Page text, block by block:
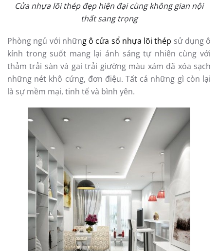
Cửa nhựa lõi thép đẹp hiện đại cùng không gian nội
thất sang trọng
Phòng ngủ với những ô cửa sổ nhựa lõi thép sử dụng ô
kính trong suốt mang lại ánh sáng tự nhiên cùng với
thảm trải sàn và gai trải giường màu xám đã xóa sạch
những nét khô cứng, đơn điệu. Tất cả những gì còn lại
là sự mềm mại, tinh tế và bình yên.